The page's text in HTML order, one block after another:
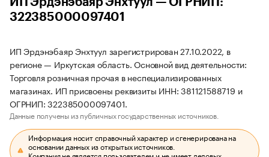
ИП Эрдэнэбаяр Энхтуул — ОГРНИП:
322385000097401
ИП Эрдэнэбаяр Энхтуул зарегистрирован 27.10.2022, в
регионе — Иркутская область. Основной вид деятельности:
Торговля розничная прочая в неспециализированных
магазинах. ИП присвоены реквизиты ИНН: 381121588719 и
ОГРНИП: 322385000097401.
Данные получены из публичных государственных источников.
Информация носит справочный характер и сгенерирована на
основании данных из открытых источников.